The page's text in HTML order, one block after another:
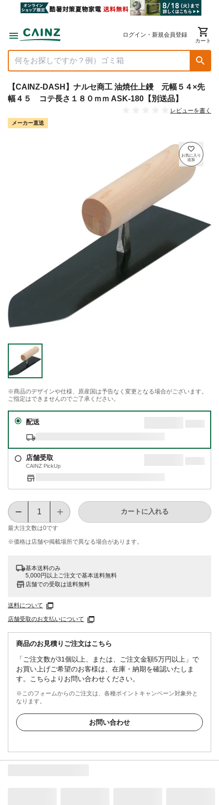
ログイン・新規会員登録
カート
【CAINZ-DASH】ナルセ商工 油焼仕上鏝 元幅５４×先
幅４５ コテ長さ１８０ｍｍ ASK-180【別送品】
レビューを書く
メーカー直送
※商品のデザインや仕様、原産国は予告なく変更となる場合がございます。
ご指定はできませんのでご了承ください。
配送
店舗受取
CAINZ PickUp
最大注文数は0です
カートに入れる
※価格は​店舗や​掲載場所で​異なる​場合が​あります。
基本送料のみ
5,000円以上ご注文で基本送料無料
店舗での受取は送料無料
送料について
店舗受取のお支払いについて
商品のお見積りご注文はこちら
「ご注文数が31個以上、または、ご注文金額5万円以上」で
お買い上げご希望のお客様は、在庫・納期を確認いたしま
す。こちらよりお問い合わせください。
※このフォームからのご注文は、各種ポイントキャンペーン対象外と
なります。
お問い合わせ